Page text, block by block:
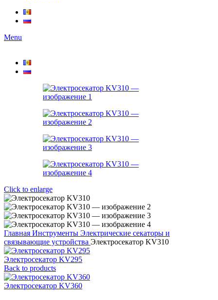
Menu
Click to enlarge
Главная Инструменты Электрические секаторы и
связывающие устройства Электросекатор KV310
Электросекатор KV295
Back to products
Электросекатор KV360